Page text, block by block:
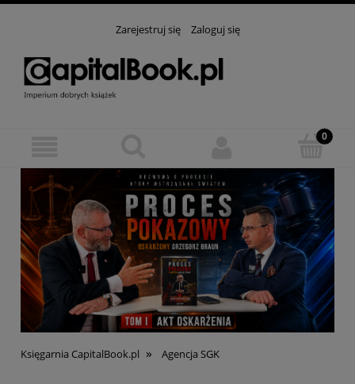
Zarejestruj się Zaloguj się
Księgarnia CapitalBook.pl » Agencja SGK